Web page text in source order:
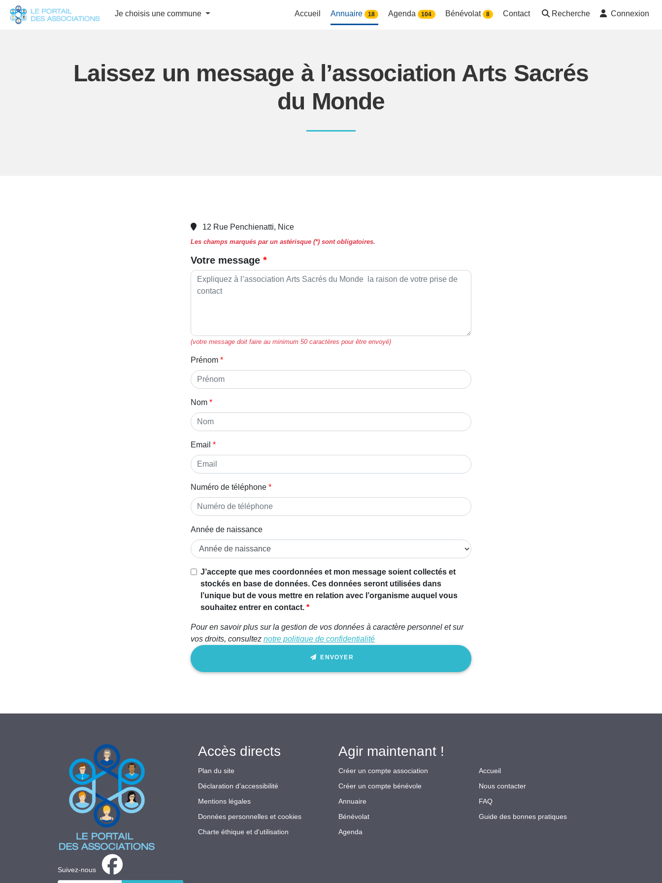
Je choisis une commune Accueil Annuaire 18 Agenda 104 Bénévolat 8 Contact Recherche Connexion
Laissez un message à l’association Arts Sacrés
du Monde
12 Rue Penchienatti, Nice
Les champs marqués par un astérisque (*) sont obligatoires.
Votre message
(votre message doit faire au minimum 50 caractères pour être envoyé)
Prénom
Nom
Email
Numéro de téléphone
Année de naissance
J’accepte que mes coordonnées et mon message soient collectés et
stockés en base de données. Ces données seront utilisées dans
l’unique but de vous mettre en relation avec l’organisme auquel vous
souhaitez entrer en contact.
Pour en savoir plus sur la gestion de vos données à caractère personnel et sur
vos droits, consultez notre politique de confidentialité
ENVOYER
Suivez-nous
Accès directs
Plan du site
Déclaration d’accessibilité
Mentions légales
Données personnelles et cookies
Charte éthique et d'utilisation
Agir maintenant !
Créer un compte association
Créer un compte bénévole
Annuaire
Bénévolat
Agenda
Accueil
Nous contacter
FAQ
Guide des bonnes pratiques
Panneau de gestion des cookies